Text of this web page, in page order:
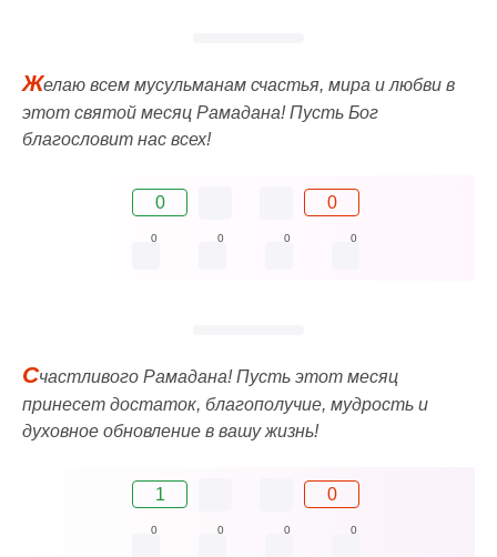
Желаю всем мусульманам счастья, мира и любви в
этот святой месяц Рамадана! Пусть Бог
благословит нас всех!
0 0
0 0 0 0
Счастливого Рамадана! Пусть этот месяц
принесет достаток, благополучие, мудрость и
духовное обновление в вашу жизнь!
1 0
0 0 0 0